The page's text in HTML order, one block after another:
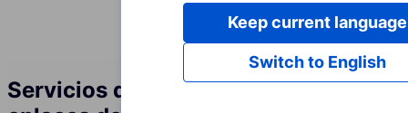
Servicios
Español
Servicios de construcción de
Switch to English
Keep current language